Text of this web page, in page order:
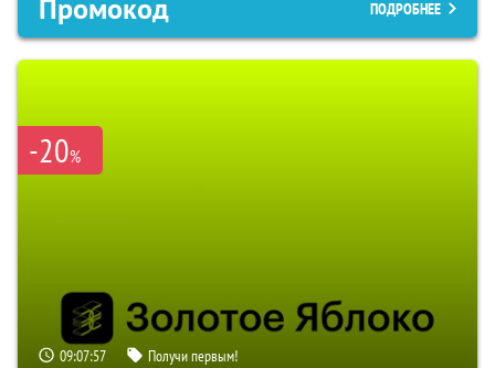
Промокод ПОДРОБНЕЕ
-20%
09:07:56 Получи первым!